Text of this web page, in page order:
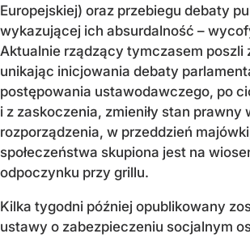
Europejskiej) oraz przebiegu debaty
wykazującej ich absurdalność –
Aktualnie rządzący tymczasem poszli
unikając inicjowania debaty
postępowania ustawodawczego, po
i z zaskoczenia, zmieniły stan prawny
rozporządzenia, w przeddzień
społeczeństwa skupiona jest na
odpoczynku przy grillu.
Kilka tygodni później opublikowany
ustawy o zabezpieczeniu socjalnym